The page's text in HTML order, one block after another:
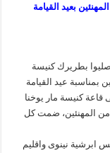
بعيد القيامة
بطريرك كنيسة
بمناسبة عيد القيامة
الاحد الموافق 27 اذار 2016، وعلى قاعة كنيسة مار يوخنا
من المهنئين، ضمت كل
ابرشية نينوى واقليم